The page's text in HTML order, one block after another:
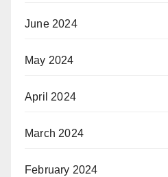
June 2024
May 2024
April 2024
March 2024
February 2024